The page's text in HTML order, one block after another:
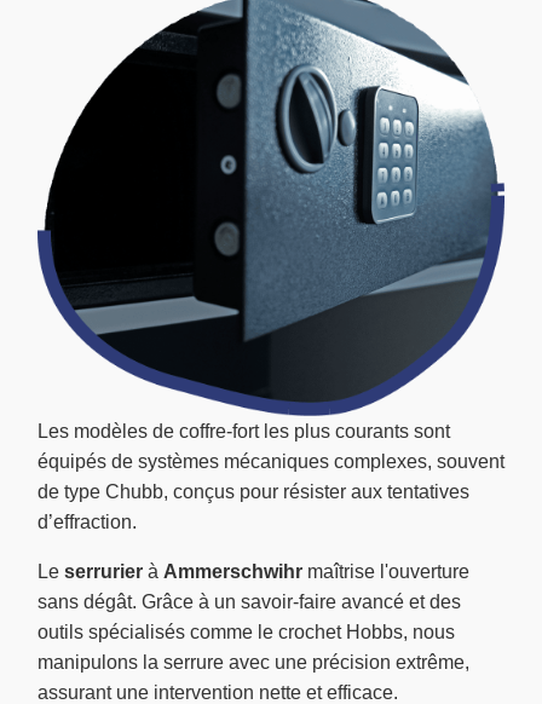
Les modèles de coffre-fort les plus courants sont
équipés de systèmes mécaniques complexes, souvent
de type Chubb, conçus pour résister aux tentatives
d’effraction.
Le serrurier à Ammerschwihr maîtrise l'ouverture
sans dégât. Grâce à un savoir-faire avancé et des
outils spécialisés comme le crochet Hobbs, nous
manipulons la serrure avec une précision extrême,
assurant une intervention nette et efficace.